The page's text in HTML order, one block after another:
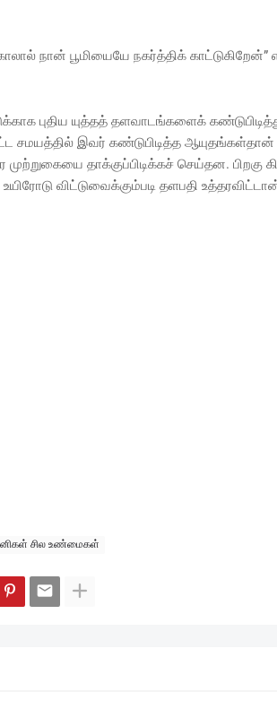
நான் பூமியையே நகர்த்திக் காட்டுகிறேன்”
புதிய யுத்தத் தளவாடங்களைக்
சமயத்தில் இவர் கண்டுபிடித்த ஆயுதங்கள்தான்
தாக்குப்பிடிக்கச் செய்தன. பிறகு
விட்டுவைக்கும்படி தளபதி
சில உண்மைகள்